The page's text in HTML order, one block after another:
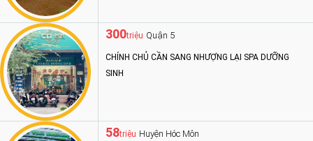
300triệu Quận 5
CHÍNH CHỦ CẦN SANG NHƯỢNG LẠI SPA DƯỠNG
SINH
58triệu Huyện Hóc Môn